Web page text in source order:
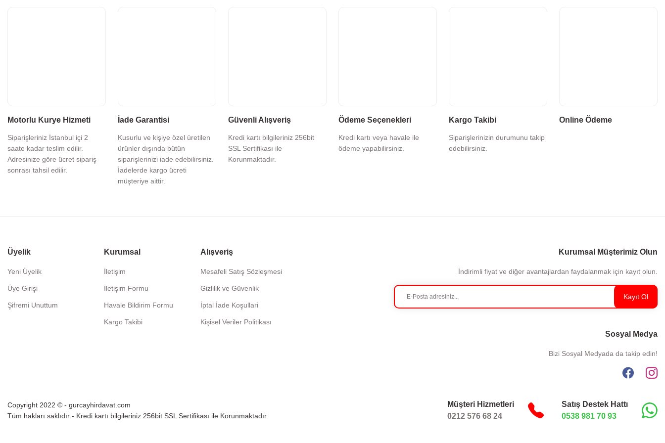
Motorlu Kurye Hizmeti
Siparişleriniz İstanbul içi 2
saate kadar teslim edilir.
Adresinize göre ücret sipariş
sonrası tahsil edilir.
İade Garantisi
Kusurlu ve kişiye özel üretilen
ürünler dışında bütün
siparişlerinizi iade edebilirsiniz.
İadelerde kargo ücreti
müşteriye aittir.
Güvenli Alışveriş
Kredi kartı bilgileriniz 256bit
SSL Sertifikası ile
Korunmaktadır.
Ödeme Seçenekleri
Kredi kartı veya havale ile
ödeme yapabilirsiniz.
Kargo Takibi
Siparişlerinizin durumunu takip
edebilirsiniz.
Online Ödeme
Üyelik
Yeni Üyelik
Üye Girişi
Şifremi Unuttum
Kurumsal
İletişim
İletişim Formu
Havale Bildirim Formu
Kargo Takibi
Alışveriş
Mesafeli Satış Sözleşmesi
Gizlilik ve Güvenlik
İptal İade Koşullari
Kişisel Veriler Politikası
Kurumsal Müşterimiz Olun
İndirimli fiyat ve diğer avantajlardan faydalanmak için kayıt olun.
Kayıt Ol
Sosyal Medya
Bizi Sosyal Medyada da takip edin!
Copyright 2022 © - gurcayhirdavat.com
Tüm hakları saklıdır - Kredi kartı bilgileriniz 256bit SSL Sertifikası ile Korunmaktadır.
Müşteri Hizmetleri
0212 576 68 24
Satış Destek Hattı
0538 981 70 93